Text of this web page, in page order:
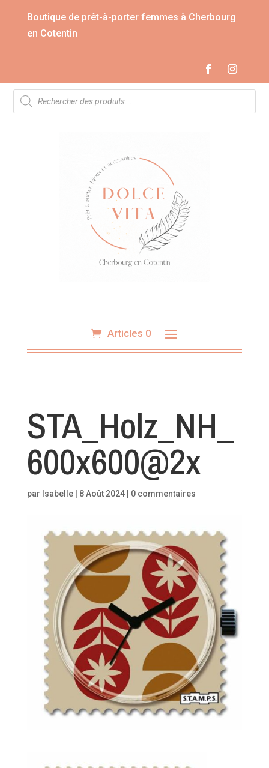
Boutique de prêt-à-porter femmes à Cherbourg
en Cotentin
Recherche
de
produits
Articles 0
STA_Holz_NH_
600x600@2x
par Isabelle| 8 Août 2024| 0 commentaires